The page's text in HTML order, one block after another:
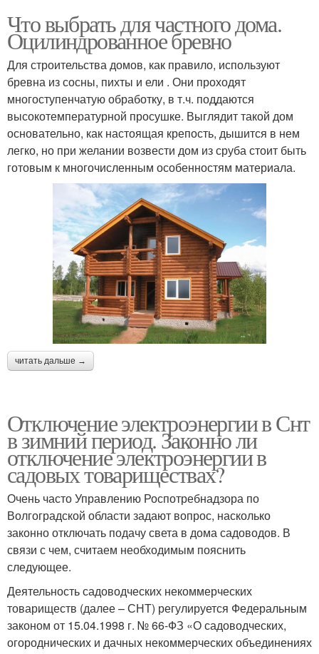
Что выбрать для частного дома.
Оцилиндрованное бревно
Для строительства домов, как правило, используют
бревна из сосны, пихты и ели . Они проходят
многоступенчатую обработку, в т.ч. поддаются
высокотемпературной просушке. Выглядит такой дом
основательно, как настоящая крепость, дышится в нем
легко, но при желании возвести дом из сруба стоит быть
готовым к многочисленным особенностям материала.
читать дальше →
Отключение электроэнергии в Снт
в зимний период. Законно ли
отключение электроэнергии в
садовых товариществах?
Очень часто Управлению Роспотребнадзора по
Волгоградской области задают вопрос, насколько
законно отключать подачу света в дома садоводов. В
связи с чем, считаем необходимым пояснить
следующее.
Деятельность садоводческих некоммерческих
товариществ (далее – СНТ) регулируется Федеральным
законом от 15.04.1998 г. № 66-ФЗ «О садоводческих,
огороднических и дачных некоммерческих объединениях